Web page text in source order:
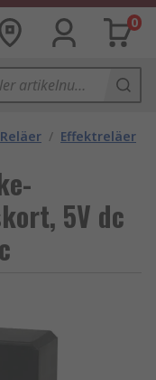
0
Reläer / Effektreläer
5V dc